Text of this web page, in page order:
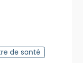
avec LinkedIn
de santé